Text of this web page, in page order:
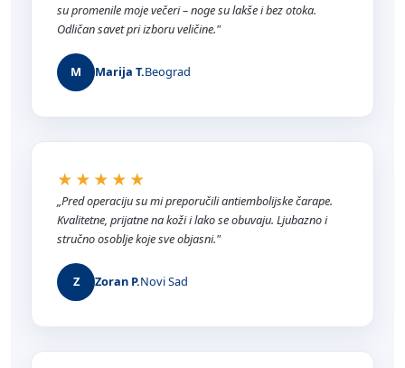
su promenile moje večeri – noge su lakše i bez otoka.
Odličan savet pri izboru veličine."
M Marija T.Beograd
★★★★★
„Pred operaciju su mi preporučili antiembolijske čarape.
Kvalitetne, prijatne na koži i lako se obuvaju. Ljubazno i
stručno osoblje koje sve objasni."
Z Zoran P.Novi Sad